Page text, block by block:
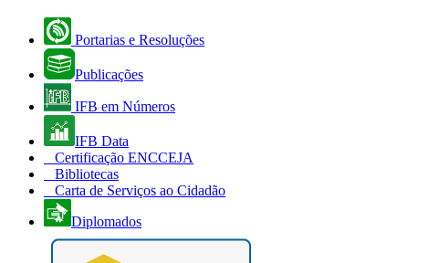
Portarias e Resoluções
Publicações
IFB em Números
IFB Data
Certificação ENCCEJA
Bibliotecas
Carta de Serviços ao Cidadão
Diplomados